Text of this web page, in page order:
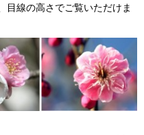
目線の高さでご覧いただけま